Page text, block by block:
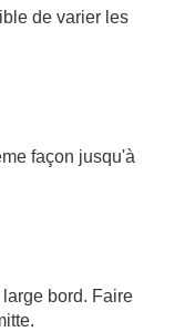
de varier les
façon jusqu'à
bord. Faire